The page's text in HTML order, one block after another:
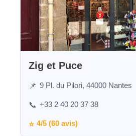
Zig et Puce
📌 9 Pl. du Pilori, 44000 Nantes
📞 +33 2 40 20 37 38
⭐ 4/5 (60 avis)